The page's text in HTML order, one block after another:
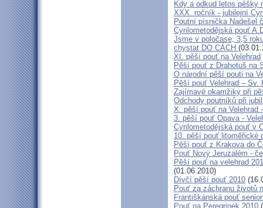
Kdy a odkud letos pěšky
XXX. ročník - jubilejní
Poutní písnička Nadešel
Cyrilometodějská pouť
Jsme v poločase, 3,5
chystat DO CÁCH
XI. pěší pouť na Velehrad
Pěší pouť z Drahotuš na
O národní pěší pouti na
Pěší pouť Velehrad – Sv.
Zajímavé okamžiky při
Odchody poutníků při
X. pěší pouť na Velehrad
3. pěší pouť Opava -
Cyrilometodějská pouť v
10. pěší pouť litoměřické
Pěší pouť z Krakova do
Pouť Nový Jeruzalém -
Pěší pouť na velehrad
(01.06.2010)
Dívčí pěší pouť 2010
Pouť za záchranu životů
Františkánská pouť
Pouť na Peregrinek 2010